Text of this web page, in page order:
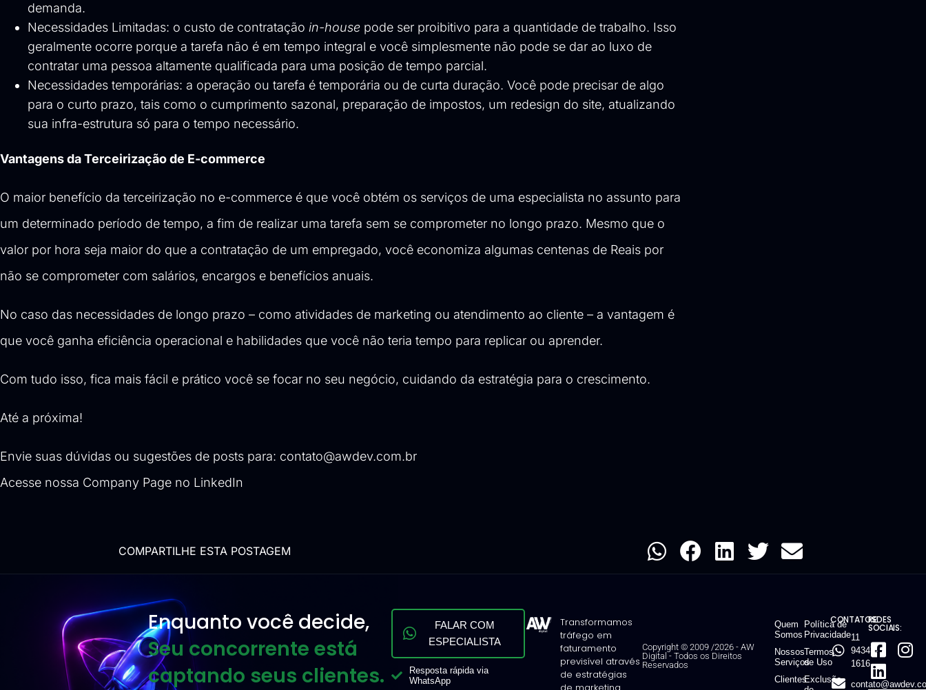
demanda.
Necessidades Limitadas: o custo de contratação in-house pode ser proibitivo para a quantidade de trabalho. Isso
geralmente ocorre porque a tarefa não é em tempo integral e você simplesmente não pode se dar ao luxo de
contratar uma pessoa altamente qualificada para uma posição de tempo parcial.
Necessidades temporárias: a operação ou tarefa é temporária ou de curta duração. Você pode precisar de algo
para o curto prazo, tais como o cumprimento sazonal, preparação de impostos, um redesign do site, atualizando
sua infra-estrutura só para o tempo necessário.
Vantagens da Terceirização de E-commerce
O maior benefício da terceirização no e-commerce é que você obtém os serviços de uma especialista no assunto para
um determinado período de tempo, a fim de realizar uma tarefa sem se comprometer no longo prazo. Mesmo que o
valor por hora seja maior do que a contratação de um empregado, você economiza algumas centenas de Reais por
não se comprometer com salários, encargos e benefícios anuais.
No caso das necessidades de longo prazo – como atividades de marketing ou atendimento ao cliente – a vantagem é
que você ganha eficiência operacional e habilidades que você não teria tempo para replicar ou aprender.
Com tudo isso, fica mais fácil e prático você se focar no seu negócio, cuidando da estratégia para o crescimento.
Até a próxima!
Envie suas dúvidas ou sugestões de posts para: contato@awdev.com.br
Acesse nossa Company Page no LinkedIn
COMPARTILHE ESTA POSTAGEM
Enquanto você decide,
Seu concorrente está
captando seus clientes.
FALAR COM
ESPECIALISTA
Resposta rápida via
WhatsApp
Transformamos
tráfego em
faturamento
previsível através
de estratégias
Copyright © 2009 /2026 - AW
Digital-Todos os Direitos
Reservados
Quem
Somos
Nossos
Serviços
Clientes
Política de
Privacidade
Termos
de Uso
Exclusão
CONTATOS:
11
94347-
1616
REDES
SOCIAIS: